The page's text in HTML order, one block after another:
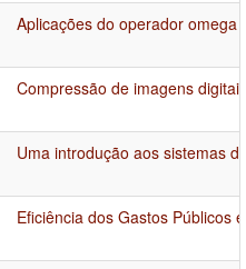
Aplicações do operador omega
Compressão de imagens
Uma introdução aos sistemas
Eficiência dos Gastos Públicos